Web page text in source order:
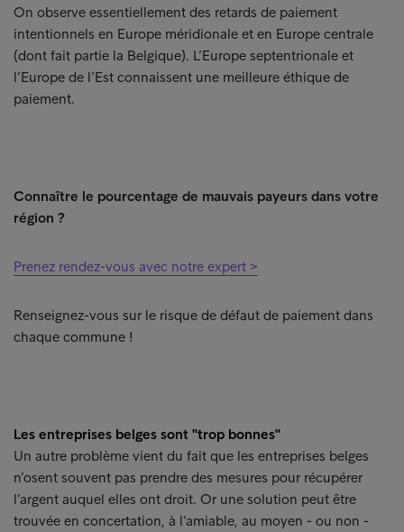
On observe essentiellement des retards de paiement
intentionnels en Europe méridionale et en Europe centrale
(dont fait partie la Belgique). L’Europe septentrionale et
l’Europe de l’Est connaissent une meilleure éthique de
paiement.
Connaître le pourcentage de mauvais payeurs dans votre
région ?
Prenez rendez-vous avec notre expert >
Renseignez-vous sur le risque de défaut de paiement dans
chaque commune !
Les entreprises belges sont "trop bonnes"
Un autre problème vient du fait que les entreprises belges
n’osent souvent pas prendre des mesures pour récupérer
l’argent auquel elles ont droit. Or une solution peut être
trouvée en concertation, à l’amiable, au moyen - ou non -